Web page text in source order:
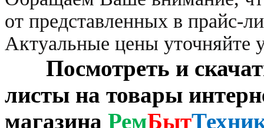
от представленных в прайс-
Актуальные цены уточняйте
Посмотреть и
листы на товары
магазина РемБыт